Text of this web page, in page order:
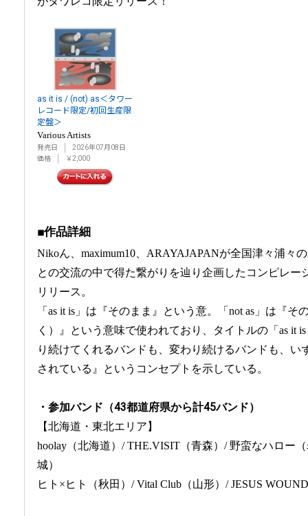
as it is / (not) as＜タワー
レコード限定/初回生産限
定盤＞
Various Artists
発売日
2026年07月08日
価格
￥2,000
■作品詳細
Nikoん、maximum10、ARAYAJAPANが全国津々浦々
との交流の中で得た繋がりを辿り企画したコンピレー
リリース。
「as it is」は『そのまま』という意。「not as」は『
く）』という意味で使われており、タイトルの「as it
り続けてくれるバンドも、変わり続けるバンドも、い
されている』というコンセプトを示している。
・参加バンド（43都道府県から計45バンド）
【北海道・東北エリア】
hoolay（北海道）/ THE.VISIT（青森）/ 野蛮なハロー（
城）
ヒト×ヒト（秋田）/ Vital Club（山形）/ JESUS